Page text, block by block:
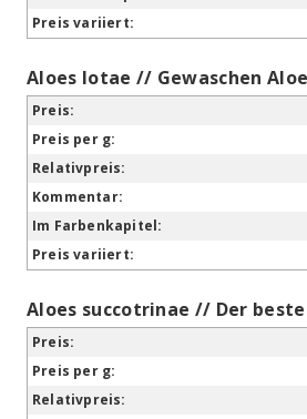
Aloes lotae // Gewaschen Aloe
Aloes succotrinae // Der